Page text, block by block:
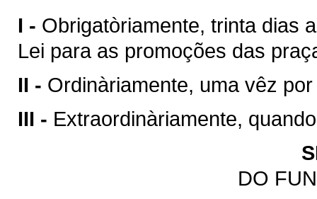
I - Obrigatòriamente, trinta dias
Lei para as promoções das
II - Ordinàriamente, uma vêz
III - Extraordinàriamente,
DO